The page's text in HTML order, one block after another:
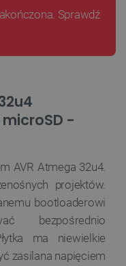
Sprawdź
-
AVR Atmega 32u4.
projektów.
bootloaderowi
bezpośrednio
ma niewielkie
zasilana napięciem